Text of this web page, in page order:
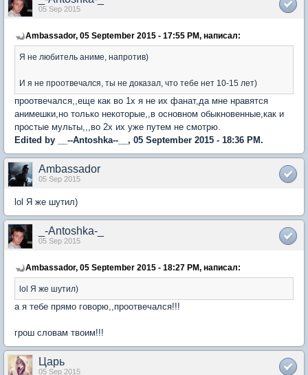
05 Sep 2015
Ambassador, 05 September 2015 - 17:55 PM, написал:
Я не любитель аниме, напротив)
И я не проотвечался, ты не доказал, что тебе нет 10-15 лет)
проотвечался,,еще как во 1х я не их фанат,да мне нравятся
анимешки,но только некоторые,,в основном обыкновенные,как и
простые мульты,,,во 2х их уже путем не смотрю.
Edited by __--Antoshka--__, 05 September 2015 - 18:36 PM.
Ambassador
05 Sep 2015
lol Я же шутил)
_-Antoshka-_
05 Sep 2015
Ambassador, 05 September 2015 - 18:27 PM, написал:
lol Я же шутил)
а я тебе прямо говорю,,проотвечался!!!
грош словам твоим!!!
Царь
05 Sep 2015